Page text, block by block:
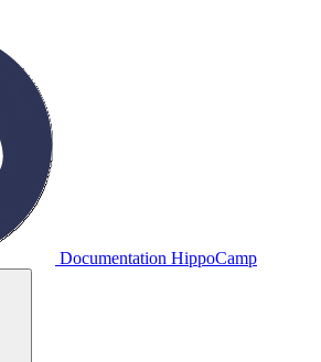
Documentation HippoCamp